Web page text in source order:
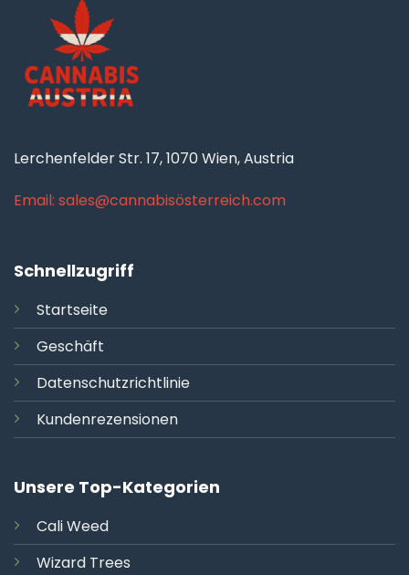
Lerchenfelder Str. 17, 1070 Wien, Austria
Email: sales@cannabisösterreich.com
Schnellzugriff
Startseite
Geschäft
Datenschutzrichtlinie
Kundenrezensionen
Unsere Top-Kategorien
CaliWeed
Wizard Trees